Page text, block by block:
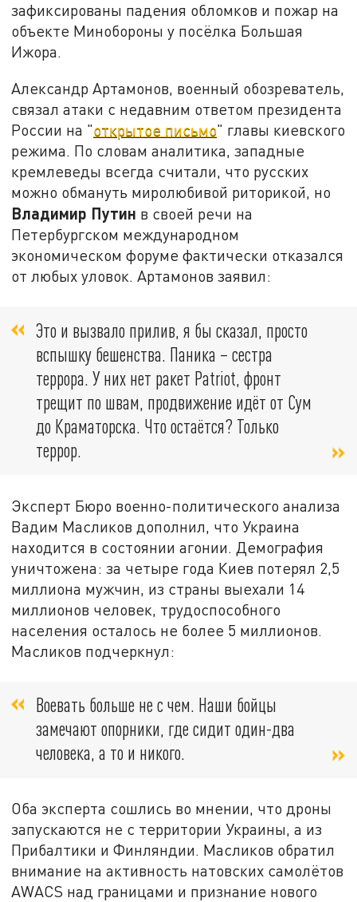
зафиксированы падения обломков и пожар на
объекте Минобороны у посёлка Большая
Ижора.
Александр Артамонов, военный обозреватель,
связал атаки с недавним ответом президента
России на "открытое письмо" главы киевского
режима. По словам аналитика, западные
кремлеведы всегда считали, что русских
можно обмануть миролюбивой риторикой, но
Владимир Путин в своей речи на
Петербургском международном
экономическом форуме фактически отказался
от любых уловок. Артамонов заявил:
Это и вызвало прилив, я бы сказал, просто
вспышку бешенства. Паника – сестра
террора. У них нет ракет Patriot, фронт
трещит по швам , продвижение идёт от Сум
до Краматорска. Что остаётся? Только
террор.
Эксперт Бюро военно-политического анализа
Вадим Масликов дополнил, что Украина
находится в состоянии агонии. Демография
уничтожена: за четыре года Киев потерял 2,5
миллиона мужчин, из страны выехали 14
миллионов человек, трудоспособного
населения осталось не более 5 миллионов.
Масликов подчеркнул:
Воевать больше не с чем. Наши бойцы
замечают опорники, где сидит один-два
человека, а то и никого.
Оба эксперта сошлись во мнении, что дроны
запускаются не с территории Украины, а из
Прибалтики и Финляндии. Масликов обратил
внимание на активность натовских самолётов
AWACS над границами и признание нового